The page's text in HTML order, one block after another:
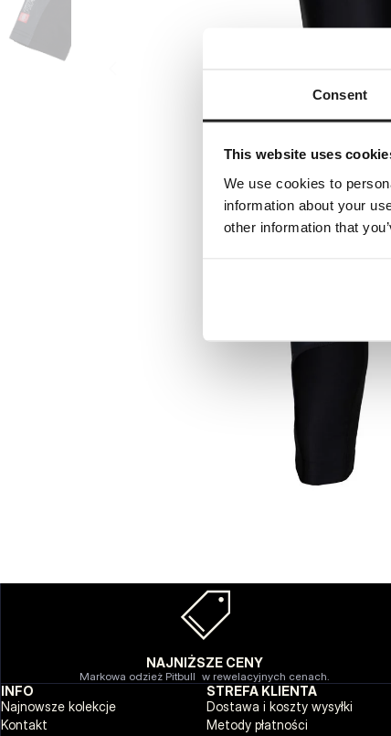
Consent
This website uses
We use cookies to
information about your
other information that
NAJNIŻSZE CENY
Markowa odzież Pitbull w rewelacyjnych cenach.
INFO
Najnowsze kolekcje
Kontakt
STREFA KLIENTA
Dostawa i koszty wysyłki
Metody płatności